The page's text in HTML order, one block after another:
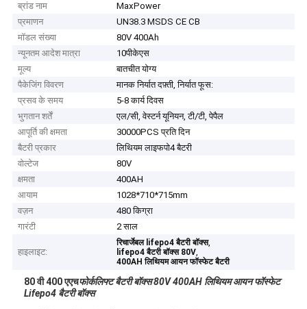
ब्रांड नाम
MaxPower
प्रमाणन
UN38.3 MSDS CE CB
मॉडल संख्या
80V 400Ah
न्यूनतम आदेश मात्रा
10पीकेएस
मूल्य
बातचीत योग्य
पैकेजिंग विवरण
मानक निर्यात दफ़्ती, निर्यात फूस:
प्रसव के समय
5-8 कार्य दिवस
भुगतान शर्तें
एल/सी, वेस्टर्न यूनियन, टी/टी, पेपैल
आपूर्ति की क्षमता
30000PCS प्रति दिन
बैटरी प्रकार
लिथियम लाइफपो4 बैटरी
वोल्टेज
80V
क्षमता
400AH
आयाम
1028*710*715mm
वज़न
480 किग्रा
गारंटी
2 साल
हाइलाइट:
रिचार्जेबल lifepo4 बैटरी बॉक्स,
lifepo4 बैटरी बॉक्स 80V,
400AH लिथियम आयन फॉस्फेट बैटरी
80 वी 400 एएचफोर्कलिफ्ट बैटरी बॉक्स 80V 400AH लिथियम आयन फॉस्फेट
Lifepo4 बैटरी बॉक्स